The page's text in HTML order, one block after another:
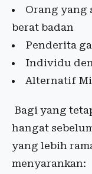
Orang yang
berat badan
Penderita
Individu
Alternatif
Bagi yang
hangat
yang lebih
menyarankan: